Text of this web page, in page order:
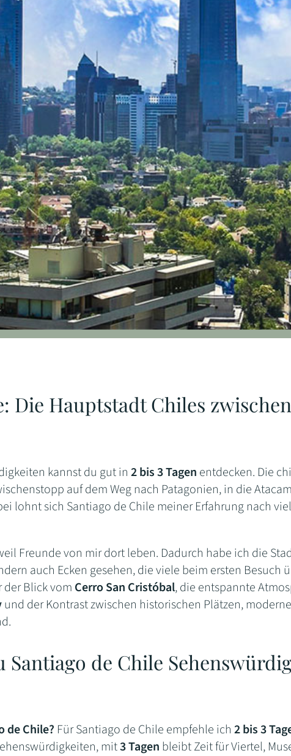
Die Hauptstadt Chiles
kannst du gut in 2 bis 3 Tagen entdecken. Die
auf dem Weg nach Patagonien, in die
lohnt sich Santiago de Chile meiner Erfahrung nach
Freunde von mir dort leben. Dadurch habe ich die
auch Ecken gesehen, die viele beim ersten Besuch
der Blick vom Cerro San Cristóbal, die entspannte
und der Kontrast zwischen historischen Plätzen,
Santiago de Chile
de Chile? Für Santiago de Chile empfehle ich 2 bis 3
mit3 Tagen bleibt Zeit für Viertel,